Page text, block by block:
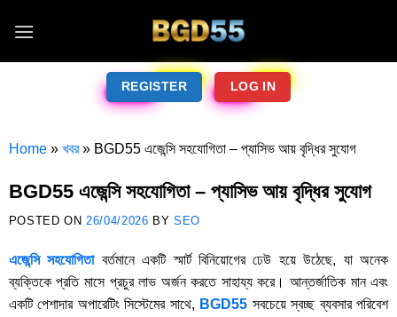
REGISTER LOG IN
Home» খবর» BGD55 এজেন্সি সহযোগিতা – প্যাসিভ আয় বৃদ্ধির সুযোগ
BGD55 এজেন্সি সহযোগিতা – প্যাসিভ আয় বৃদ্ধির সুযোগ
POSTED ON 26/04/2026 BYSEO
এজেন্সি সহযোগিতাবর্তমানে একটি স্মার্ট বিনিয়োগের ঢেউ হয়ে উঠেছে, যা অনেক
ব্যক্তিকে প্রতি মাসে প্রচুর লাভ অর্জন করতে সাহায্য করে। আন্তর্জাতিক মান এবং
একটি পেশাদার অপারেটিং সিস্টেমের সাথে, BGD55 সবচেয়ে স্বচ্ছ ব্যবসার পরিবেশ